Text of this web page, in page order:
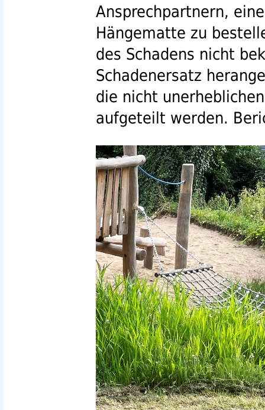
Ansprechpartnern,
Hängematte zu
des Schadens nicht
Schadenersatz
die nicht
aufgeteilt werden.